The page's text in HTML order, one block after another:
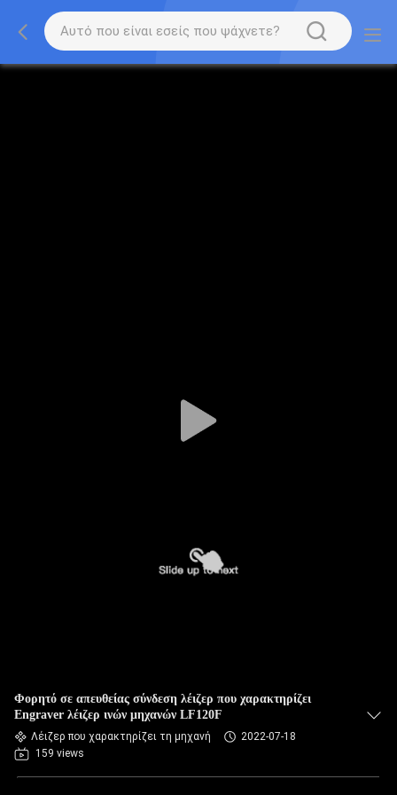
Φορητό σε απευθείας σύνδεση λέιζερ που χαρακτηρίζει
Engraver λέιζερ ινών μηχανών LF120F
Λέιζερ που χαρακτηρίζει τη μηχανή
2022-07-18
159 views